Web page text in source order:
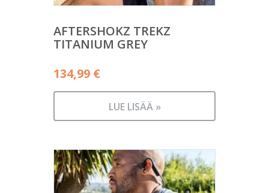
AFTERSHOKZ TREKZ
TITANIUM GREY
134,99 €
LUE LISÄÄ »